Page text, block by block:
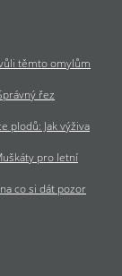
těmto omylům
řez
plodů: Jak výživa
pro letní
co si dát pozor